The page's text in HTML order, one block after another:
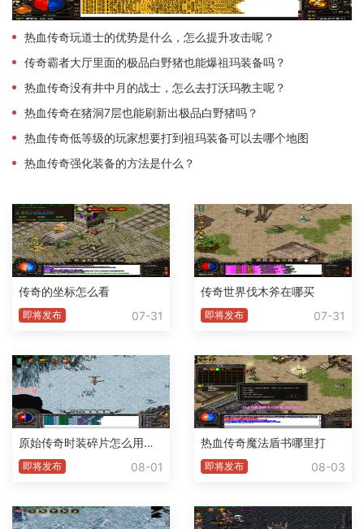
热血传奇玩道士的优势是什么，怎么提升攻击呢？
传奇霸者大厅里面的极品白野猪也能爆祖玛装备吗？
热血传奇没有井中月的战士，怎么去打沃玛教主呢？
热血传奇在猪洞7层也能刷新出极品白野猪吗？
热血传奇低等级的玩家想要打到祖玛装备可以去哪个地图
热血传奇强化装备的方法是什么？
传奇的坐标怎么看
即将发布 07-31
传奇世界伐木斧在哪买
即将发布 07-31
原始传奇时装碎片怎么用不了了
即将发布 08-01
热血传奇魔法盾书哪里打
即将发布 08-03